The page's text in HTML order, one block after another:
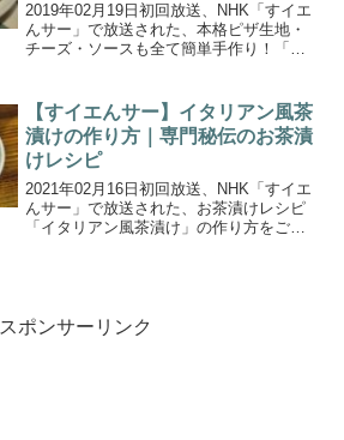
2019年02月19日初回放送、NHK「すイエ
んサー」で放送された、本格ピザ生地・
チーズ・ソースも全て簡単手作り！「本
「ピザ」。裏ワザを使って、誰でも簡単
にお家で美味し...
【すイエんサー】イタリアン風茶
漬けの作り方｜専門秘伝のお茶漬
けレシピ
2021年02月16日初回放送、NHK「すイエ
んサー」で放送された、お茶漬けレシピ
「イタリアン風茶漬け」の作り方をご紹
スポンサーリンク